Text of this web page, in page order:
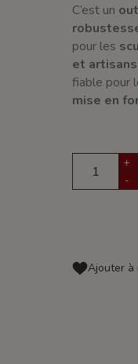
C’est un
pour les
et artisans
fiable pour
mise en
+
-
Ajouter à